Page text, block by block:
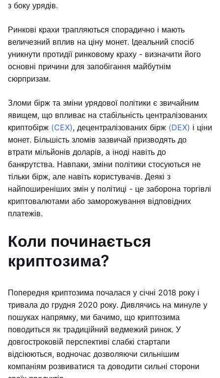
з боку урядів.
Ринкові крахи трапляються спорадично і мають
величезний вплив на ціну монет. Ідеальний спосіб
уникнути протидії ринковому краху - визначити його
основні причини для запобігання майбутнім
сюрпризам.
Зломи бірж та зміни урядової політики є звичайним
явищем, що впливає на стабільність централізованих
криптобірж (CEX), децентралізованих бірж (DEX) і ціни
монет. Більшість зломів зазвичай призводять до
втрати мільйонів доларів, а іноді навіть до
банкрутства. Навпаки, зміни політики стосуються не
тільки бірж, але навіть користувачів. Деякі з
найпоширеніших змін у політиці - це заборона торгівлі
криптовалютами або заморожування відповідних
платежів.
Коли починається
криптозима?
Попередня криптозима почалася у січні 2018 року і
тривала до грудня 2020 року. Дивлячись на минуле у
пошуках напрямку, ми бачимо, що криптозима
поводиться як традиційний ведмежий ринок. У
довгостроковій перспективі слабкі стартапи
відсіюються, водночас дозволяючи сильнішим
компаніям розвиватися та доводити сильні сторони